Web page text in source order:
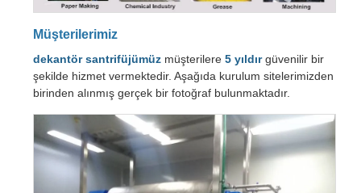
Müşterilerimiz
dekantör santrifüjümüz müşterilere 5 yıldırgüvenilir bir
şekilde hizmet vermektedir. Aşağıda kurulum sitelerimizden
birinden alınmış gerçek bir fotoğraf bulunmaktadır.